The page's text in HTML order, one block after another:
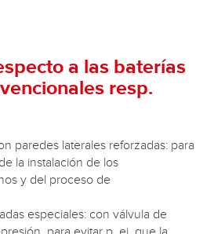
a las baterías
resp.
paredes laterales reforzadas: para
la instalación de los
y del proceso de
especiales: con válvula de